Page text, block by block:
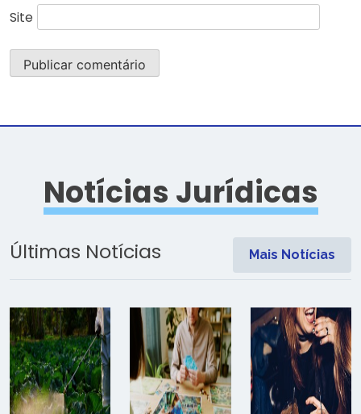
Site
Notícias Jurídicas
Últimas Notícias Mais Notícias